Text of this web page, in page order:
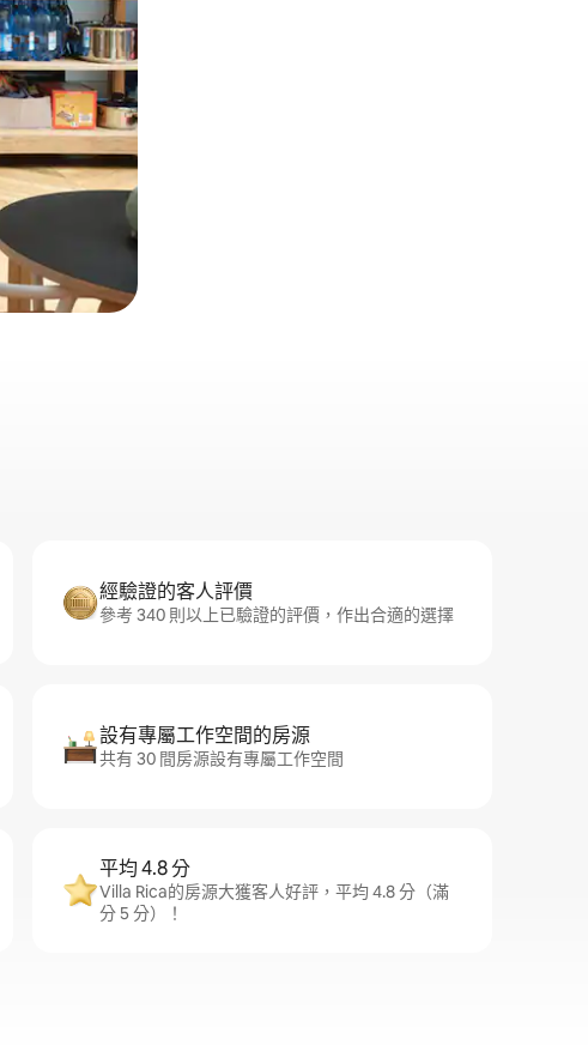
經驗證的客人評價
參考 340 則以上已驗證的評價，作出合適的選擇
設有專屬工作空間的房源
共有 30 間房源設有專屬工作空間
平均 4.8 分
Villa Rica的房源大獲客人好評，平均 4.8 分（滿
分 5 分）！